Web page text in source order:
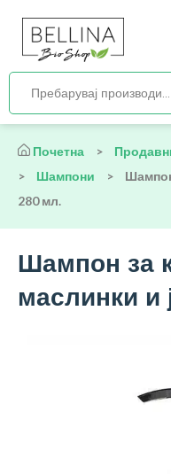
Почетна >
>
Шампони >
280 мл.
Шампон за
маслинки и